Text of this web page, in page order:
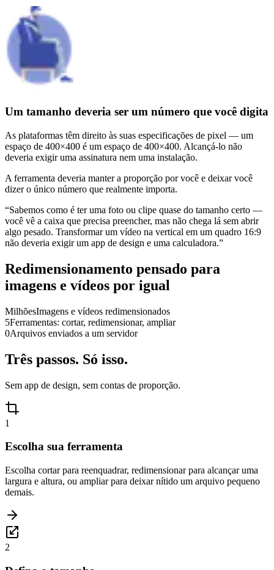
Um tamanho deveria ser um número que você digita
As plataformas têm direito às suas especificações de pixel — um
espaço de 400×400 é um espaço de 400×400. Alcançá-lo não
deveria exigir uma assinatura nem uma instalação.
A ferramenta deveria manter a proporção por você e deixar você
dizer o único número que realmente importa.
“Sabemos como é ter uma foto ou clipe quase do tamanho certo —
você vê a caixa que precisa preencher, mas não chega lá sem abrir
algo pesado. Transformar um vídeo na vertical em um quadro 16:9
não deveria exigir um app de design e uma calculadora.”
Redimensionamento pensado para
imagens e vídeos por igual
MilhõesImagens e vídeos redimensionados
5Ferramentas: cortar, redimensionar, ampliar
0Arquivos enviados a um servidor
Três passos. Só isso.
Sem app de design, sem contas de proporção.
1
Escolha sua ferramenta
Escolha cortar para reenquadrar, redimensionar para alcançar uma
largura e altura, ou ampliar para deixar nítido um arquivo pequeno
demais.
2